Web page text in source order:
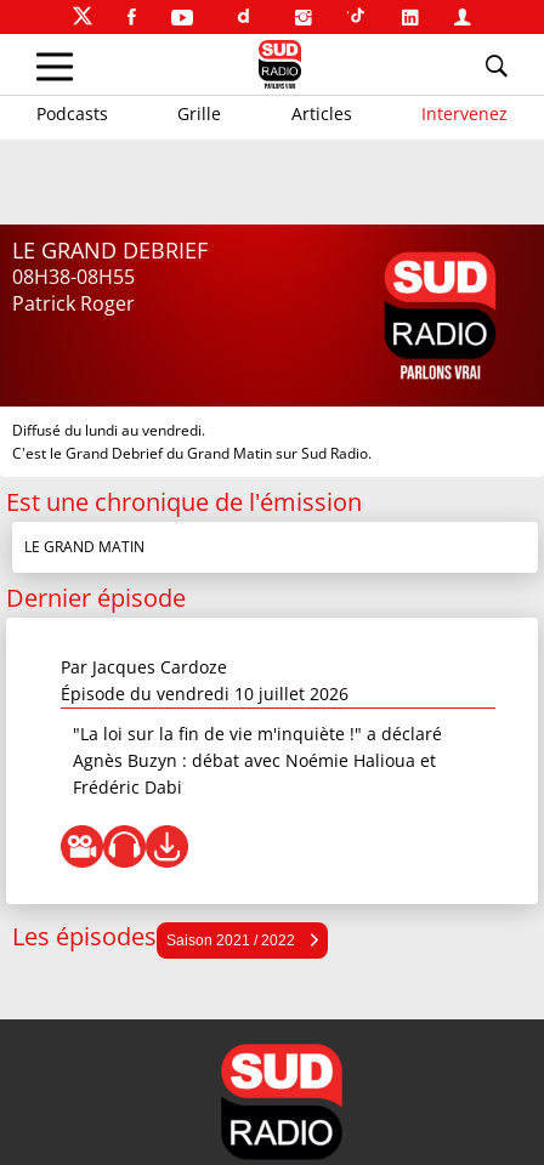
Podcasts Grille Articles Intervenez
LE GRAND DEBRIEF
08H38-08H55
Patrick Roger
Diffusé du lundi au vendredi.
C'est le Grand Debrief du Grand Matin sur Sud Radio.
Est une chronique de l'émission
LE GRAND MATIN
Dernier épisode
Par Jacques Cardoze
Épisode du vendredi 10 juillet 2026
"La loi sur la fin de vie m'inquiète !" a déclaré
Agnès Buzyn : débat avec Noémie Halioua et
Frédéric Dabi
Les épisodes Saison 2021 / 2022
Saison 2023 / 2024